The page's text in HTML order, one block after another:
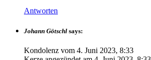
Antworten
Johann Götschl says:
Kondolenz vom 4. Juni 2023, 8:33